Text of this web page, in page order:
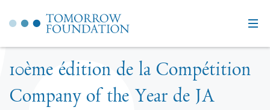
10ème édition de la Compétition
Company of the Year de JA